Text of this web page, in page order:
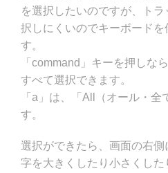
を選択したいのですが、ト
択しにくいのでキーボードを
す。
「command」キーを押しな
すべて選択できます。
「a」は、「All（オール・全
す。
選択ができたら、画面の右
字を大きくしたり小さくし